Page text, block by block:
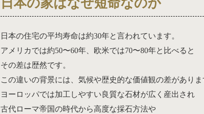
日本の家はなぜ短命なのか
日本の住宅の平均寿命は約30年と言われています。
アメリカでは約50〜60年、欧米では70〜80年と比べると
その差は歴然です。
この違いの背景には、気候や歴史的な価値観の差がありま
ヨーロッパでは加工しやすい良質な石材が広く産出され
古代ローマ帝国の時代から高度な採石方法や